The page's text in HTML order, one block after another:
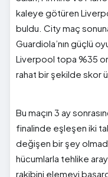
kaleye götüren
buldu. City maç
Guardiola’nın güçlü
Liverpool topa %35
rahat bir şekilde skor
Bu maçın 3 ay
finalinde eşleşen iki
değişen bir şey
hücumlarla tehlike
rakibini elemeyi